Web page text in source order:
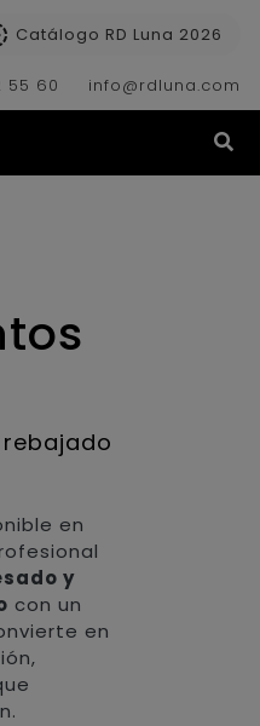
Catálogo RD Luna 2026
55 60 info@rdluna.com
en
y
con un
en